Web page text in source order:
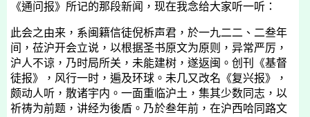
《通问报》所记的那段新闻，现在我念给大家听一听：
此会之由来，系闽籍信徒倪柝声君，於一九二二、二叁年
间，莅沪开会立说，以根据圣书原文为原则，异常严厉，
沪人不谅，乃时局所关，未能建树，遂返闽。创刊《基督
徒报》，风行一时，遍及环球。未几又改名《复兴报》，
颇动人听，散诸宇内。一面重临沪土，集其少数同志，以
祈祷为前题，讲经为後盾。乃於叁年前，在沪西哈同路文